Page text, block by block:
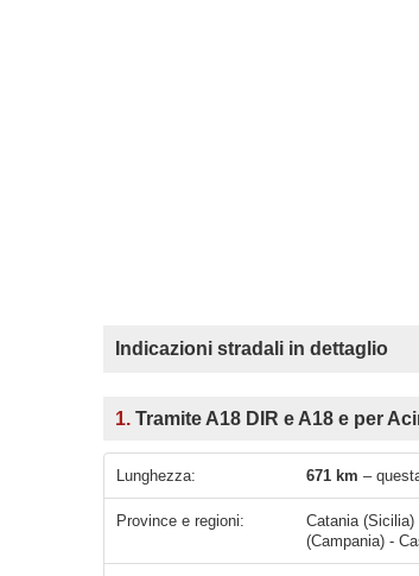
Indicazioni stradali in dettaglio
1. Tramite A18 DIR e A18 e per
Lunghezza: 671 km –
Province e regioni:
Catania (Sicilia)
(Campania) -